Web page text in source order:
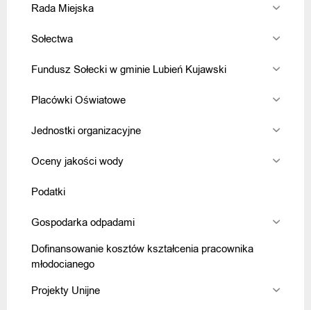
Rada Miejska
Sołectwa
Fundusz Sołecki w gminie Lubień Kujawski
Placówki Oświatowe
Jednostki organizacyjne
Oceny jakości wody
Podatki
Gospodarka odpadami
Dofinansowanie kosztów kształcenia pracownika
młodocianego
Projekty Unijne